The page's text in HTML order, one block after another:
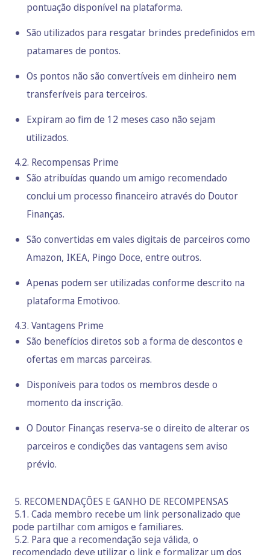
pontuação disponível na plataforma.
São utilizados para resgatar brindes predefinidos em
patamares de pontos.
Os pontos não são convertíveis em dinheiro nem
transferíveis para terceiros.
Expiram ao fim de 12 meses caso não sejam
utilizados.
4.2. Recompensas Prime
São atribuídas quando um amigo recomendado
conclui um processo financeiro através do Doutor
Finanças.
São convertidas em vales digitais de parceiros como
Amazon, IKEA, Pingo Doce, entre outros.
Apenas podem ser utilizadas conforme descrito na
plataforma Emotivoo.
4.3. Vantagens Prime
São benefícios diretos sob a forma de descontos e
ofertas em marcas parceiras.
Disponíveis para todos os membros desde o
momento da inscrição.
O Doutor Finanças reserva-se o direito de alterar os
parceiros e condições das vantagens sem aviso
prévio.
5. RECOMENDAÇÕES E GANHO DE RECOMPENSAS
5.1. Cada membro recebe um link personalizado que
pode partilhar com amigos e familiares.
5.2. Para que a recomendação seja válida, o
recomendado deve utilizar o link e formalizar um dos